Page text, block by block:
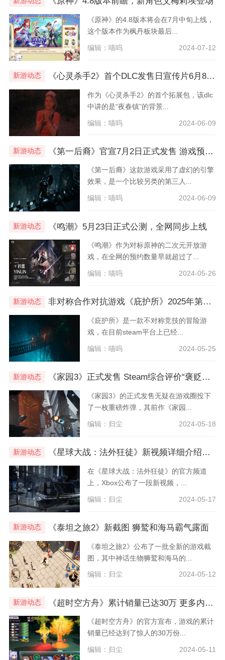
《原神》的4.8版本将会在7月中旬上线，
这个版本作为枫丹板块最后...
编辑：喵呜 2024-07-12
新游动态 《心灵杀手2》首个DLC发售日宣传片6月8日上线
作为《心灵杀手2》的首个拓展包，该dlc
中讲的是“夜春镇”的背景...
编辑：喵呜 2024-06-09
新游动态 《第一后裔》官宣7月2日正式发售 游戏预告片欣赏
《第一后裔》这款游戏采用了虚幻的引擎
效果，是一个比较另类的第三人...
编辑：喵呜 2024-06-09
新游动态 《鸣潮》5月23日正式公测，全网同步上线
《鸣潮》作为对标原神的二次元开放游
戏，在全网的预约数量早就超过了...
编辑：喵呜 2024-05-26
新游动态 非对称合作对抗游戏《庇护所》2025年第二季度推出
《庇护所》是一款不对称竞技的冒险游
戏，在目前steam平台上已经...
编辑：喵呜 2024-05-25
新游动态 《家园3》正式发售 Steam综合评价“褒贬不一”
《家园3》的正式发售无疑在游戏圈投下
了一枚重磅炸弹，其前作《家园...
编辑：归尘 2024-05-18
新游动态 《星球大战：法外狂徒》新视频详细介绍了声望系统
在《星球大战：法外狂徒》的官方频道
上，Xbox公布了一段新视频，...
编辑：归尘 2024-05-17
新游动态 《泰坦之旅2》新截图 狮鹫和海马霸气露面
《泰坦之旅2》公布了一批全新的游戏截
图，其中神话生物狮鹫和海马的...
编辑：归尘 2024-05-12
新游动态 《超时空方舟》累计销量已达30万 更多内容更新开发中
《超时空方舟》的官方宣布，游戏的累计
销量已经达到了惊人的30万份...
编辑：归尘 2024-05-11